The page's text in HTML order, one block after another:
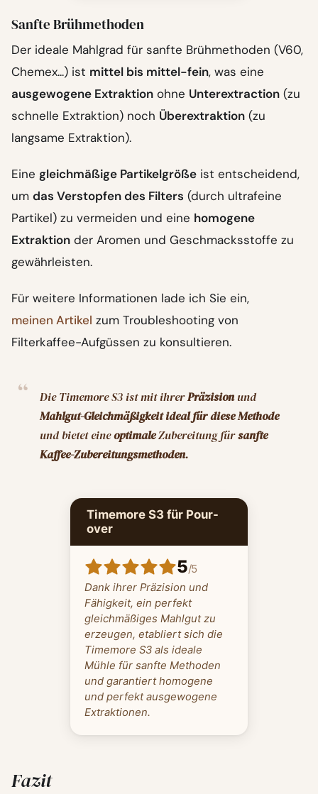
Sanfte Brühmethoden
Der ideale Mahlgrad für sanfte Brühmethoden (V60,
Chemex...) ist mittel bis mittel-fein, was eine
ausgewogene Extraktion ohne Unterextraction (zu
schnelle Extraktion) noch Überextraktion (zu
langsame Extraktion).
Eine gleichmäßige Partikelgröße ist entscheidend,
um das Verstopfen des Filters (durch ultrafeine
Partikel) zu vermeiden und eine homogene
Extraktion der Aromen und Geschmacksstoffe zu
gewährleisten.
Für weitere Informationen lade ich Sie ein,
meinen Artikel zum Troubleshooting von
Filterkaffee-Aufgüssen zu konsultieren.
Die Timemore S3 ist mit ihrerPräzisionund
Mahlgut-Gleichmäßigkeitideal für diese Methode
und bietet eineoptimaleZubereitung fürsanfte
Kaffee-Zubereitungsmethoden.
Timemore S3 für Pour-
over
5/5
Dank ihrer Präzision und
Fähigkeit, ein perfekt
gleichmäßiges Mahlgut zu
erzeugen, etabliert sich die
Timemore S3 als ideale
Mühle für sanfte Methoden
und garantiert homogene
und perfekt ausgewogene
Extraktionen.
Fazit